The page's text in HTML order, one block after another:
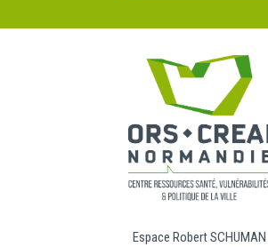
Espace Robert SCHUMAN